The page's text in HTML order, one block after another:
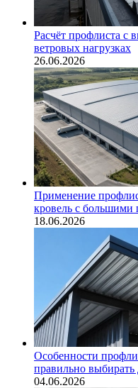
Расчёт профлиста с
ветровых нагрузках
26.06.2026
Применение
кровель с большими
18.06.2026
Особенности
правильно выбирать
04.06.2026